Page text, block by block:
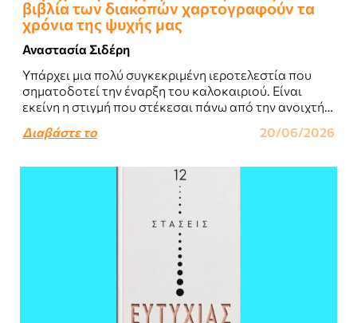
βιβλία των διακοπών χαρτογραφούν τα
χρόνια της ψυχής μας
Αναστασία Σιδέρη
Υπάρχει μια πολύ συγκεκριμένη ιεροτελεστία που
σηματοδοτεί την έναρξη του καλοκαιριού. Είναι
εκείνη η στιγμή που στέκεσαι πάνω από την ανοιχτή
Διαβάστε το 20/06/2026